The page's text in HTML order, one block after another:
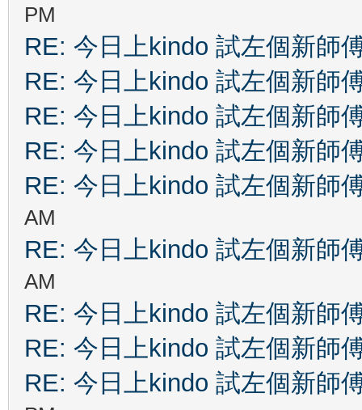
PM
RE: 今日上kindo 試左個新師
RE: 今日上kindo 試左個新師
RE: 今日上kindo 試左個新師
RE: 今日上kindo 試左個新師
RE: 今日上kindo 試左個新師
AM
RE: 今日上kindo 試左個新師
AM
RE: 今日上kindo 試左個新師
RE: 今日上kindo 試左個新師
RE: 今日上kindo 試左個新師